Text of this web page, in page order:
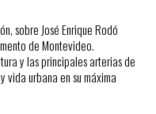
sobre José Enrique Rodó
de Montevideo.
y las principales arterias de
urbana en su máxima